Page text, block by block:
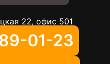
22, офис 501
01-23